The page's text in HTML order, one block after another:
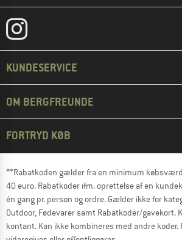
KUNDESERVICE
OM BERGFREUNDE
FORTRYD KØB
**Rabatkoden gælder fra en minimum
40 euro. Rabatkoder ifm. oprettelse af en
én gang pr. person og ordre. Gælder ikke for
Outdoor, Fødevarer samt Rabatkoder/gavekort.
kontant. Kan ikke kombineres med andre koder.